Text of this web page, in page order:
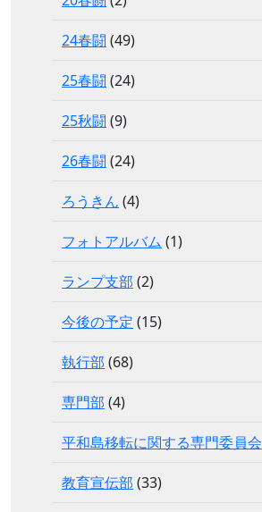
24春闘 (49)
25春闘 (24)
25秋闘 (9)
26春闘 (24)
ろうきん (4)
フォトアルバム (1)
ランプ支部 (2)
今後の予定 (15)
執行部 (68)
専門部 (4)
平和島移転に関する専門委員会
教育宣伝部 (33)